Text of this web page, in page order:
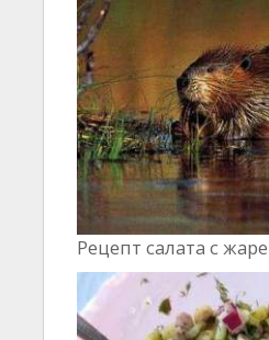
Рецепт салата с